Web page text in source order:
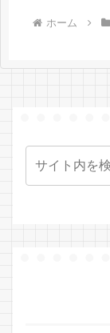
ホーム